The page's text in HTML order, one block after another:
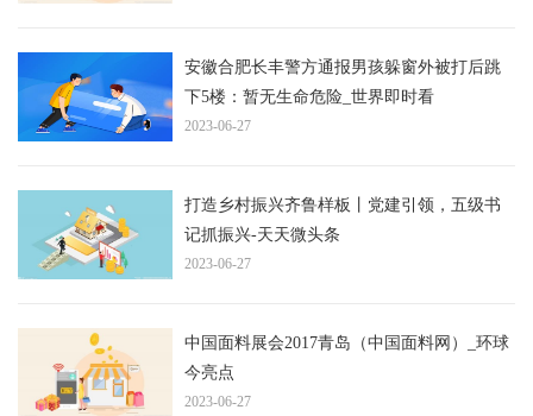
安徽合肥长丰警方通报男孩躲窗外被打后跳
下5楼：暂无生命危险_世界即时看
2023-06-27
打造乡村振兴齐鲁样板丨党建引领，五级书
记抓振兴-天天微头条
2023-06-27
中国面料展会2017青岛（中国面料网）_环球
今亮点
2023-06-27